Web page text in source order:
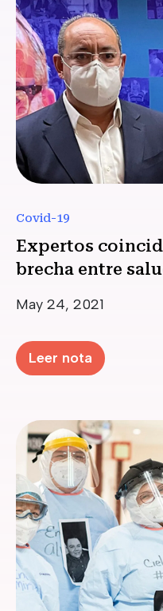
Covid-19
Expertos
brecha entre
Date
May 24, 2021
Leer nota